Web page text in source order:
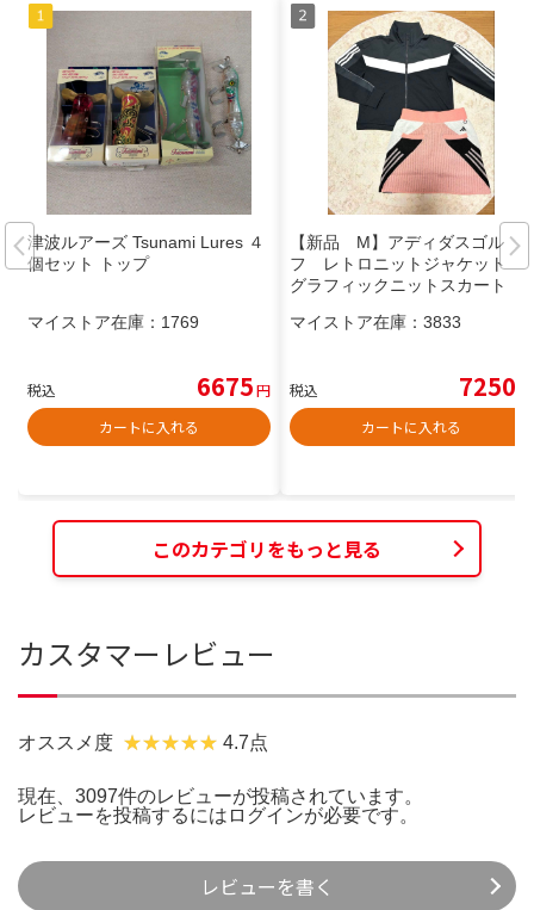
津波ルアーズ Tsunami Lures ４
個セット トップ
マイストア在庫： 1769
税込 6675円
カートに入れる
【新品 M】アディダスゴル
フ レトロニットジャケット
グラフィックニットスカート
マイストア在庫： 3833
税込 7250
カートに入れる
このカテゴリをもっと見る
カスタマーレビュー
オススメ度 4.7点
現在、3097件のレビューが投稿されています。
レビューを投稿するには ログインが必要です。
レビューを書く